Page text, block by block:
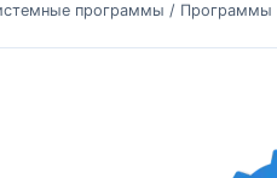
программы / Программы